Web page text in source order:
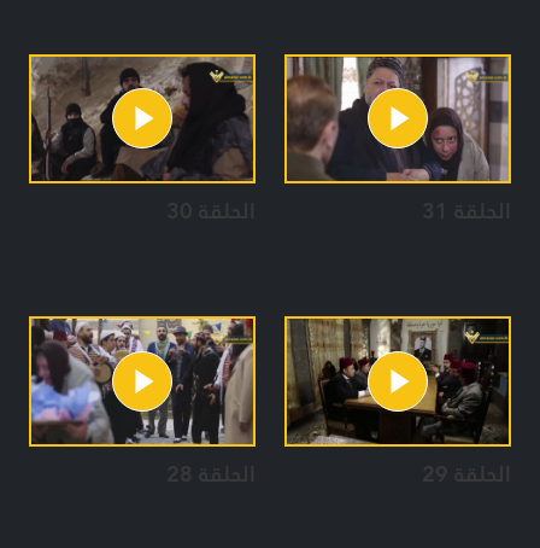
الحلقة 31 الحلقة 30
الحلقة 29 الحلقة 28